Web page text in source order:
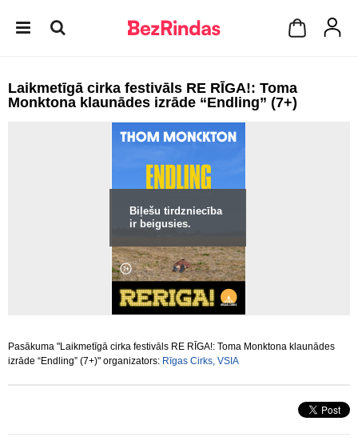
Laikmetīgā cirka festivāls RE RĪGA!: Toma
Monktona klaunādes izrāde “Endling” (7+)
Biļešu tirdzniecība
ir beigusies.
Pasākuma "Laikmetīgā cirka festivāls RE RĪGA!: Toma Monktona klaunādes
izrāde “Endling” (7+)" organizators: Rīgas Cirks, VSIA